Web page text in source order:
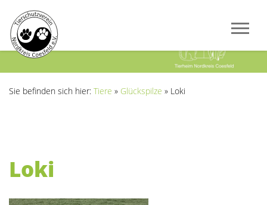
Sie befinden sich hier: Tiere » Glückspilze » Loki
Loki